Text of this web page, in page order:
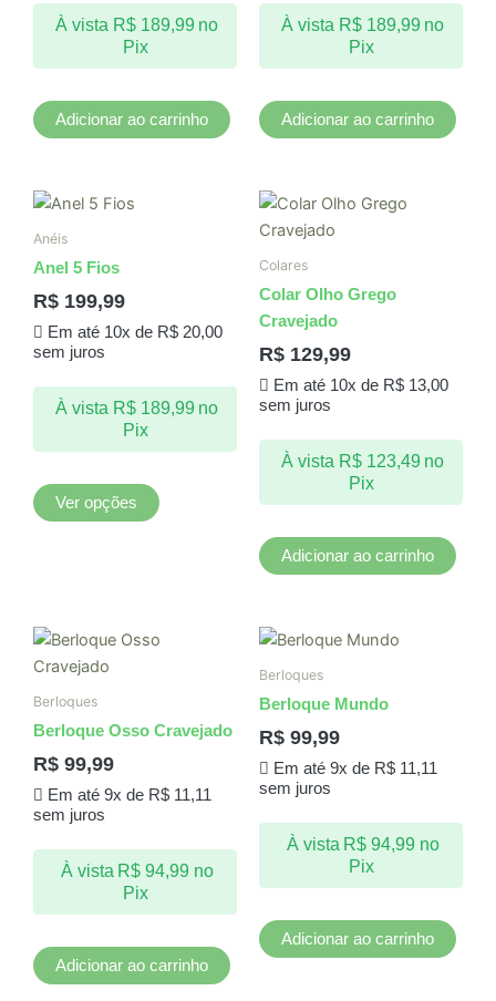
À vista R$189,99 no
Pix
Adicionar ao carrinho
À vista R$189,99 no
Pix
Adicionar ao carrinho
Anéis
Anel 5 Fios
R$ 199,99
Em até 10x de R$20,00
sem juros
À vista R$189,99 no
Pix
Ver opções
As
podem
ser
página
Colares
Colar Olho Grego
Cravejado
R$ 129,99
Em até 10x de R$13,00
sem juros
À vista R$123,49 no
Pix
Adicionar ao carrinho
Berloques
Berloque Osso Cravejado
R$ 99,99
Em até 9x de R$11,11
sem juros
À vista R$ 94,99 no
Pix
Adicionar ao carrinho
Berloques
Berloque Mundo
R$ 99,99
Em até 9x de R$11,11
sem juros
À vista R$ 94,99 no
Pix
Adicionar ao carrinho